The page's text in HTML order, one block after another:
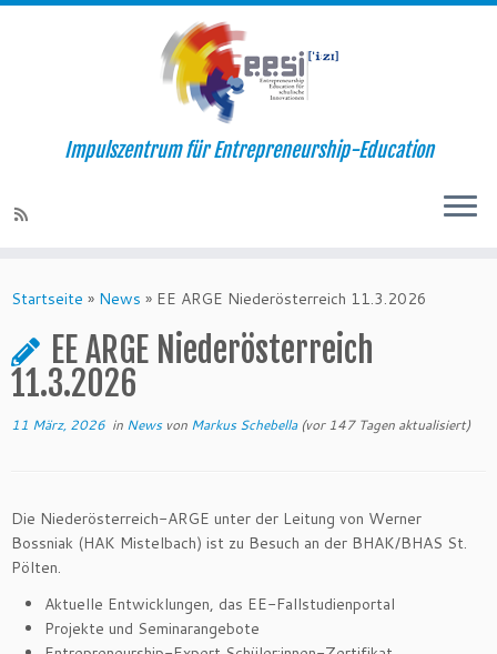
Impulszentrum für Entrepreneurship-Education
Startseite » News » EE ARGE Niederösterreich 11.3.2026
EE ARGE Niederösterreich
11.3.2026
11 März, 2026 in News von Markus Schebella(vor 147 Tagen aktualisiert)
Die Niederösterreich-ARGE unter der Leitung von Werner
Bossniak (HAK Mistelbach) ist zu Besuch an der BHAK/BHAS St.
Pölten.
Aktuelle Entwicklungen, das EE-Fallstudienportal
Projekte und Seminarangebote